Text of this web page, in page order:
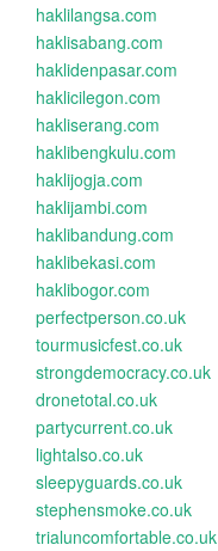
haklilangsa.com
haklisabang.com
haklidenpasar.com
haklicilegon.com
hakliserang.com
haklibengkulu.com
haklijogja.com
haklijambi.com
haklibandung.com
haklibekasi.com
haklibogor.com
perfectperson.co.uk
tourmusicfest.co.uk
strongdemocracy.co.uk
dronetotal.co.uk
partycurrent.co.uk
lightalso.co.uk
sleepyguards.co.uk
stephensmoke.co.uk
trialuncomfortable.co.uk